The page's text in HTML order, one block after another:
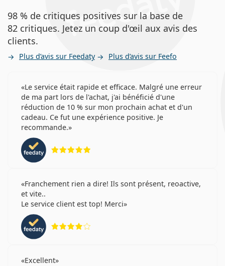
98 % de critiques positives sur la base de
82 critiques. Jetez un coup d'œil aux avis des
clients.
Plus d’avis sur Feedaty Plus d’avis sur Feefo
Le service était rapide et efficace. Malgré une erreur
de ma part lors de l'achat, j'ai bénéficié d'une
réduction de 10 % sur mon prochain achat et d'un
cadeau. Ce fut une expérience positive. Je
recommande.
Franchement rien a dire! Ils sont présent, reoactive,
et vite..
Le service client est top! Merci
Excellent